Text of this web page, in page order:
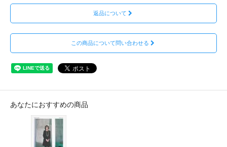
返品について
この商品について問い合わせる
あなたにおすすめの商品